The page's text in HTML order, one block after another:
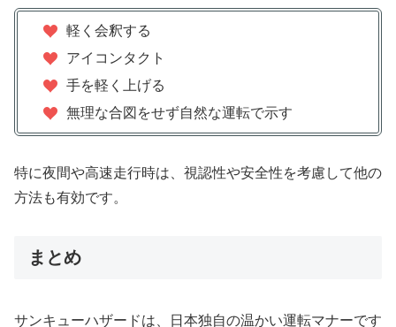
軽く会釈する
アイコンタクト
手を軽く上げる
無理な合図をせず自然な運転で示す
特に夜間や高速走行時は、視認性や安全性を考慮して他の
方法も有効です。
まとめ
サンキューハザードは、日本独自の温かい運転マナーです